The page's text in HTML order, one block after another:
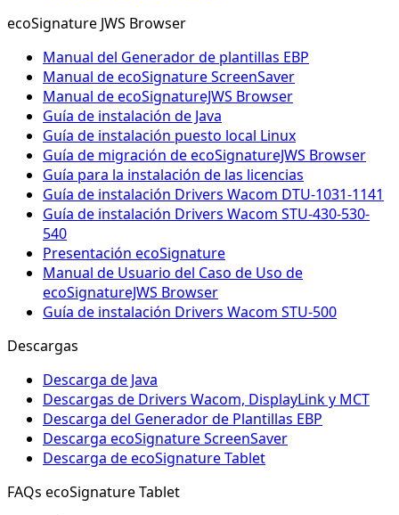
ecoSignature JWS Browser
Manual del Generador de plantillas EBP
Manual de ecoSignature ScreenSaver
Manual de ecoSignatureJWS Browser
Guía de instalación de Java
Guía de instalación puesto local Linux
Guía de migración de ecoSignatureJWS Browser
Guía para la instalación de las licencias
Guía de instalación Drivers Wacom DTU-1031-1141
Guía de instalación Drivers Wacom STU-430-530-
540
Presentación ecoSignature
Manual de Usuario del Caso de Uso de
ecoSignatureJWS Browser
Guía de instalación Drivers Wacom STU-500
Descargas
Descarga de Java
Descargas de Drivers Wacom, DisplayLink y MCT
Descarga del Generador de Plantillas EBP
Descarga ecoSignature ScreenSaver
Descarga de ecoSignature Tablet
FAQs ecoSignature Tablet